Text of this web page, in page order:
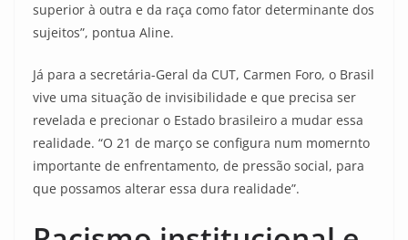
superior à outra e da raça como fator determinante dos
sujeitos”, pontua Aline.
Já para a secretária-Geral da CUT, Carmen Foro, o Brasil
vive uma situação de invisibilidade e que precisa ser
revelada e precionar o Estado brasileiro a mudar essa
realidade. “O 21 de março se configura num momernto
importante de enfrentamento, de pressão social, para
que possamos alterar essa dura realidade”.